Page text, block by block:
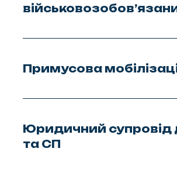
Примусова
Юридичний супровід
та СП